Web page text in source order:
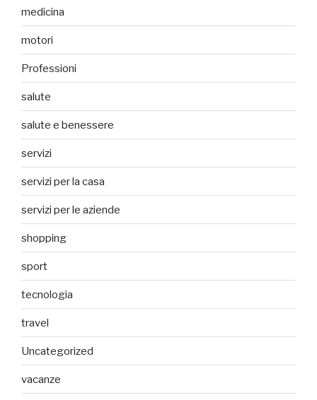
medicina
motori
Professioni
salute
salute e benessere
servizi
servizi per la casa
servizi per le aziende
shopping
sport
tecnologia
travel
Uncategorized
vacanze